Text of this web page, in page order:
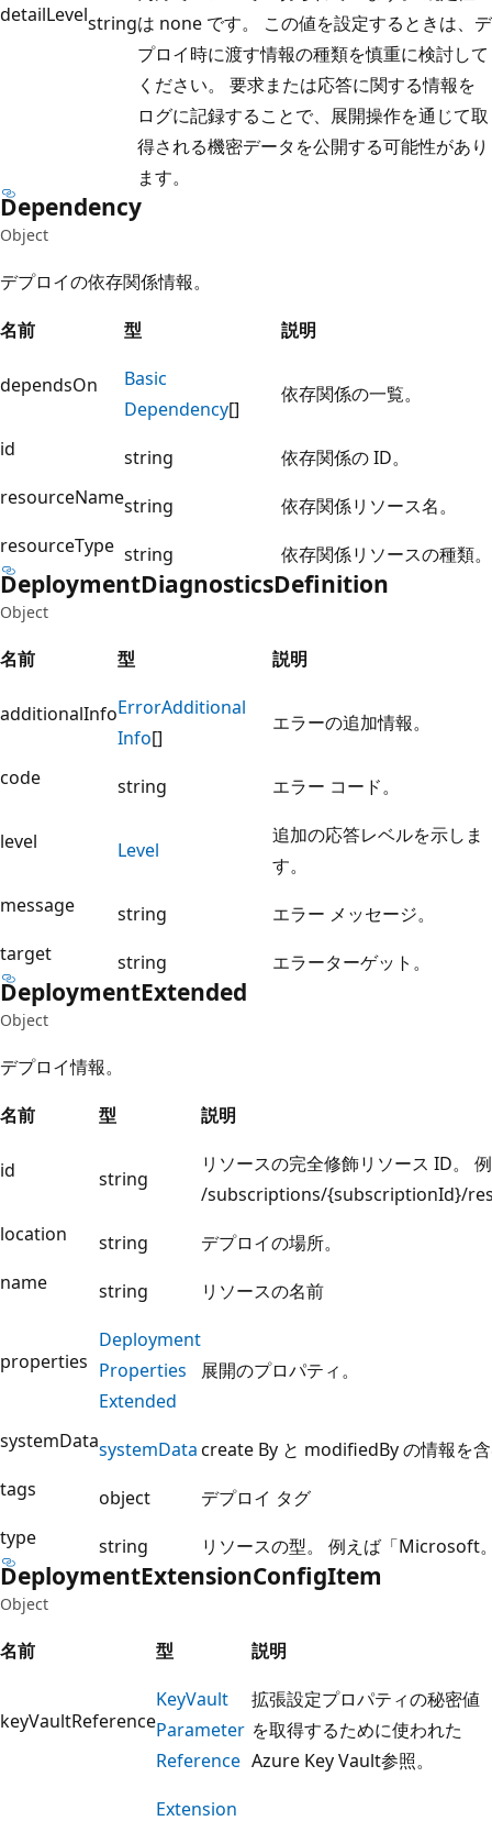
detailLevelstringは none です。 この値を設定するときは、デ
プロイ時に渡す情報の種類を慎重に検討して
ください。 要求または応答に関する情報を
ログに記録することで、展開操作を通じて取
得される機密データを公開する可能性があり
ます。
Dependency
Object
デプロイの依存関係情報。
名前
型 説明
dependsOn
Basic
Dependency[]
依存関係の一覧。
id string
依存関係の ID。
resourceNamestring
依存関係リソース名。
resourceType string 依存関係リソースの種類。
DeploymentDiagnosticsDefinition
Object
名前 型 説明
additionalInfoErrorAdditional
Info[]
エラーの追加情報。
code string エラー コード。
level Level
追加の応答レベルを示しま
す。
message
string
エラー メッセージ。
target
string エラーターゲット。
DeploymentExtended
Object
デプロイ情報。
名前
型 説明
id string
リソースの完全修飾リソース ID。
/subscriptions/{subscriptionId}/
location
string
デプロイの場所。
name
string リソースの名前
properties
Deployment
Properties
Extended
展開のプロパティ。
systemDatasystemDatacreate By と modifiedBy の情報を
tags
object
デプロイ タグ
type
string リソースの型。 例えば「
DeploymentExtensionConfigItem
Object
名前 型 説明
keyVaultReference
KeyVault
Parameter
Reference
拡張設定プロパティの秘密値
を取得するために使われた
Azure Key Vault参照。
Extension